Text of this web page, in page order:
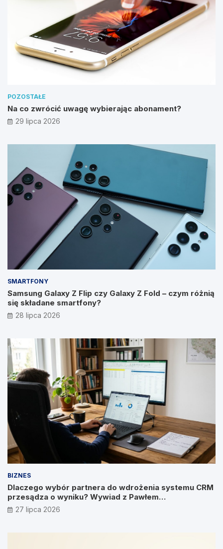
POZOSTAŁE
Na co zwrócić uwagę wybierając abonament?
29 lipca 2026
SMARTFONY
Samsung Galaxy Z Flip czy Galaxy Z Fold – czym różnią
się składane smartfony?
28 lipca 2026
BIZNES
Dlaczego wybór partnera do wdrożenia systemu CRM
przesądza o wyniku? Wywiad z Pawłem
Prymakowskim, CEO IT Vision
27 lipca 2026